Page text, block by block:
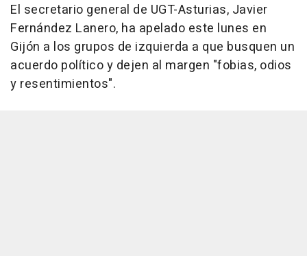
El secretario general de UGT-Asturias, Javier
Fernández Lanero, ha apelado este lunes en
Gijón a los grupos de izquierda a que busquen un
acuerdo político y dejen al margen "fobias, odios
y resentimientos".